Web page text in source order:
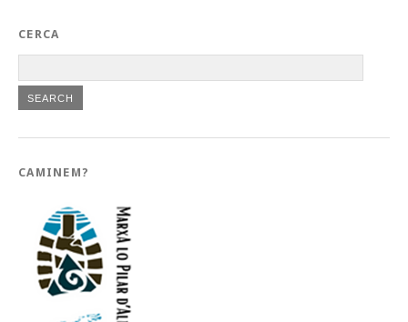
CERCA
CAMINEM?